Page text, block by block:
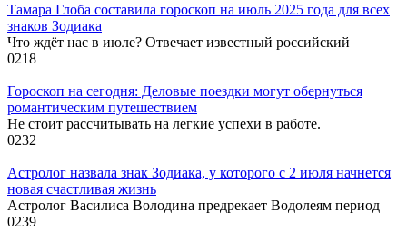
Тамара Глоба составила гороскоп на июль 2025 года для всех
знаков Зодиака
Что ждёт нас в июле? Отвечает известный российский
0218
Гороскоп на сегодня: Деловые поездки могут обернуться
романтическим путешествием
Не стоит рассчитывать на легкие успехи в работе.
0232
Астролог назвала знак Зодиака, у которого с 2 июля начнется
новая счастливая жизнь
Астролог Василиса Володина предрекает Водолеям период
0239